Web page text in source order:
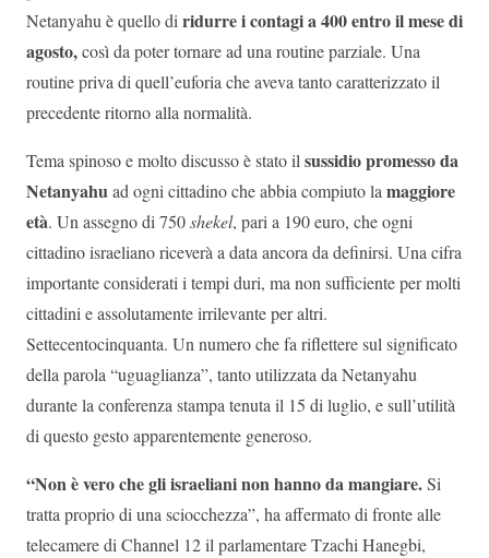
Netanyahu è quello diridurre i contagi a 400 entro il mese di
agosto,così da poter tornare ad una routine parziale. Una
routine priva di quell’euforia che aveva tanto caratterizzato il
precedente ritorno alla normalità.
Tema spinoso e molto discusso è stato ilsussidio promesso da
Netanyahuad ogni cittadino che abbia compiuto lamaggiore
età. Un assegno di 750shekel, pari a 190 euro, che ogni
cittadino israeliano riceverà a data ancora da definirsi. Una cifra
importante considerati i tempi duri, ma non sufficiente per molti
cittadini e assolutamente irrilevante per altri.
Settecentocinquanta. Un numero che fa riflettere sul significato
della parola “uguaglianza”, tanto utilizzata da Netanyahu
durante la conferenza stampa tenuta il 15 di luglio, e sull’utilità
di questo gesto apparentemente generoso.
“Non è vero che gli israeliani non hanno da mangiare.Si
tratta proprio di una sciocchezza”, ha affermato di fronte alle
telecamere di Channel 12 il parlamentare Tzachi Hanegbi,